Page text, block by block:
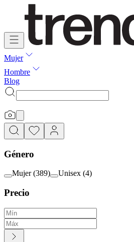
Mujer
Hombre
Blog
Género
Mujer (389) Unisex (4)
Precio